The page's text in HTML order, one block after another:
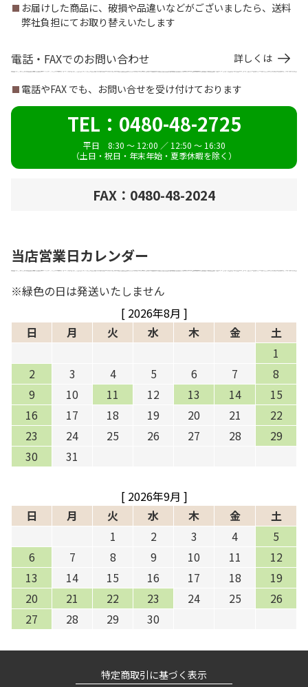
お届けした商品に、破損や品違いなどがございましたら、送料
弊社負担にてお取り替えいたします
電話・FAXでのお問い合わせ 詳しくは
電話やFAX でも、お問い合せを受け付けております
TEL：0480-48-2725
平日 8:30 ～ 12:00 ／ 12:50 ～ 16:30
（土日・祝日・年末年始・夏季休暇を除く）
FAX：0480-48-2024
当店営業日カレンダー
緑色の日は発送いたしません
[ 2026年8月 ]
日
月 火 水 木 金
土
1
2
3 4 5 6 7
8
9
10 11 12 13 14
15
16
17 18 19 20 21
22
23
24 25 26 27 28
29
30
31
[ 2026年9月 ]
日
月 火 水 木 金
土
1
2 3 4
5
6
7 8 9 10 11
12
13
14 15 16 17 18
19
20
21 22 23 24 25
26
27
28 29 30
特定商取引に基づく表示